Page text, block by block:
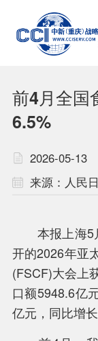
财经
前4月全国
6.5%
2026-05-13
来源：人民
本报上海5
开的2026年亚
(FSCF)大会上
口额5948.6亿
亿元，同比增